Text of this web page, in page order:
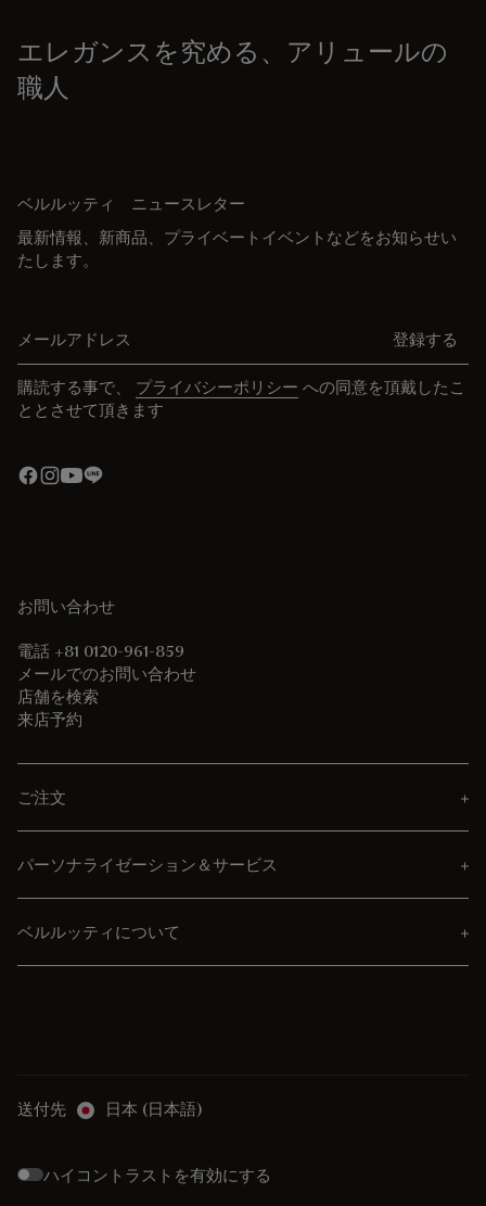
エレガンスを究める、アリュールの
職人
ベルルッティ ニュースレター
最新情報、新商品、プライベートイベントなどをお知らせい
たします。
登録する
購読する事で、 プライバシーポリシー への同意を頂戴したこ
ととさせて頂きます
お問い合わせ
電話 +81 0120-961-859
メールでのお問い合わせ
店舗を検索
来店予約
ご注文
パーソナライゼーション＆サービス
ベルルッティについて
送付先 日本 (日本語)
ハイコントラストを有効にする